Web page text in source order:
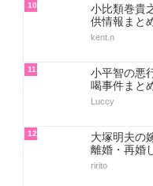
10
小比類巻貴
供情報まと
kent.n
11
小平智の悪
喝事件まと
Luccy
12
大塚明夫の
離婚・再婚
ririto